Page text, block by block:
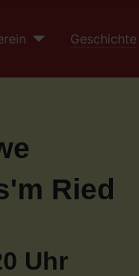
Geschichte
Ried
Uhr